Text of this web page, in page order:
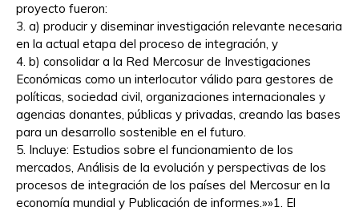
proyecto fueron:
3. a) producir y diseminar investigación relevante necesaria
en la actual etapa del proceso de integración, y
4. b) consolidar a la Red Mercosur de Investigaciones
Económicas como un interlocutor válido para gestores de
políticas, sociedad civil, organizaciones internacionales y
agencias donantes, públicas y privadas, creando las bases
para un desarrollo sostenible en el futuro.
5. Incluye: Estudios sobre el funcionamiento de los
mercados, Análisis de la evolución y perspectivas de los
procesos de integración de los países del Mercosur en la
economía mundial y Publicación de informes.»»1. El